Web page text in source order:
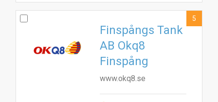
Finspångs Tank
AB Okq8
Finspång
www.okq8.se
5